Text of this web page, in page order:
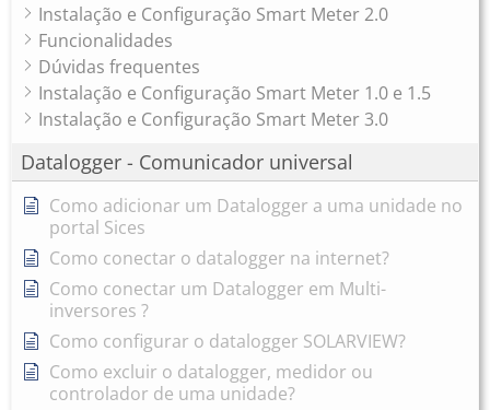
Instalação e Configuração Smart Meter 2.0
Funcionalidades
Dúvidas frequentes
Instalação e Configuração Smart Meter 1.0 e 1.5
Instalação e Configuração Smart Meter 3.0
Datalogger - Comunicador universal
Como adicionar um Datalogger a uma unidade no
portal Sices
Como conectar o datalogger na internet?
Como conectar um Datalogger em Multi-
inversores ?
Como configurar o datalogger SOLARVIEW?
Como excluir o datalogger, medidor ou
controlador de uma unidade?